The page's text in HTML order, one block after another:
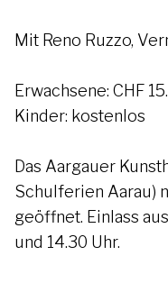
Mit Reno Ruzzo,
Erwachsene: CHF
Kinder: kostenlos
Das Aargauer
Schulferien Aarau)
geöffnet. Einlass
und 14.30 Uhr.